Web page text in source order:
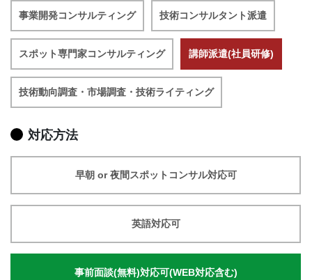
事業開発コンサルティング 技術コンサルタント派遣
スポット専門家コンサルティング 講師派遣(社員研修)
技術動向調査・市場調査・技術ライティング
対応方法
早朝 or 夜間スポットコンサル対応可
英語対応可
事前面談(無料)対応可(WEB対応含む)